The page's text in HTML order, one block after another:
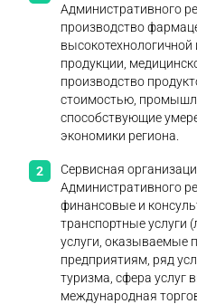
Административного
производство
высокотехнологичной
продукции,
производство
стоимостью,
способствующие
экономики региона.
Сервисная
Административного
финансовые и
транспортные услуги
услуги, оказываемые
предприятиям, ряд
туризма, сфера услуг
международная